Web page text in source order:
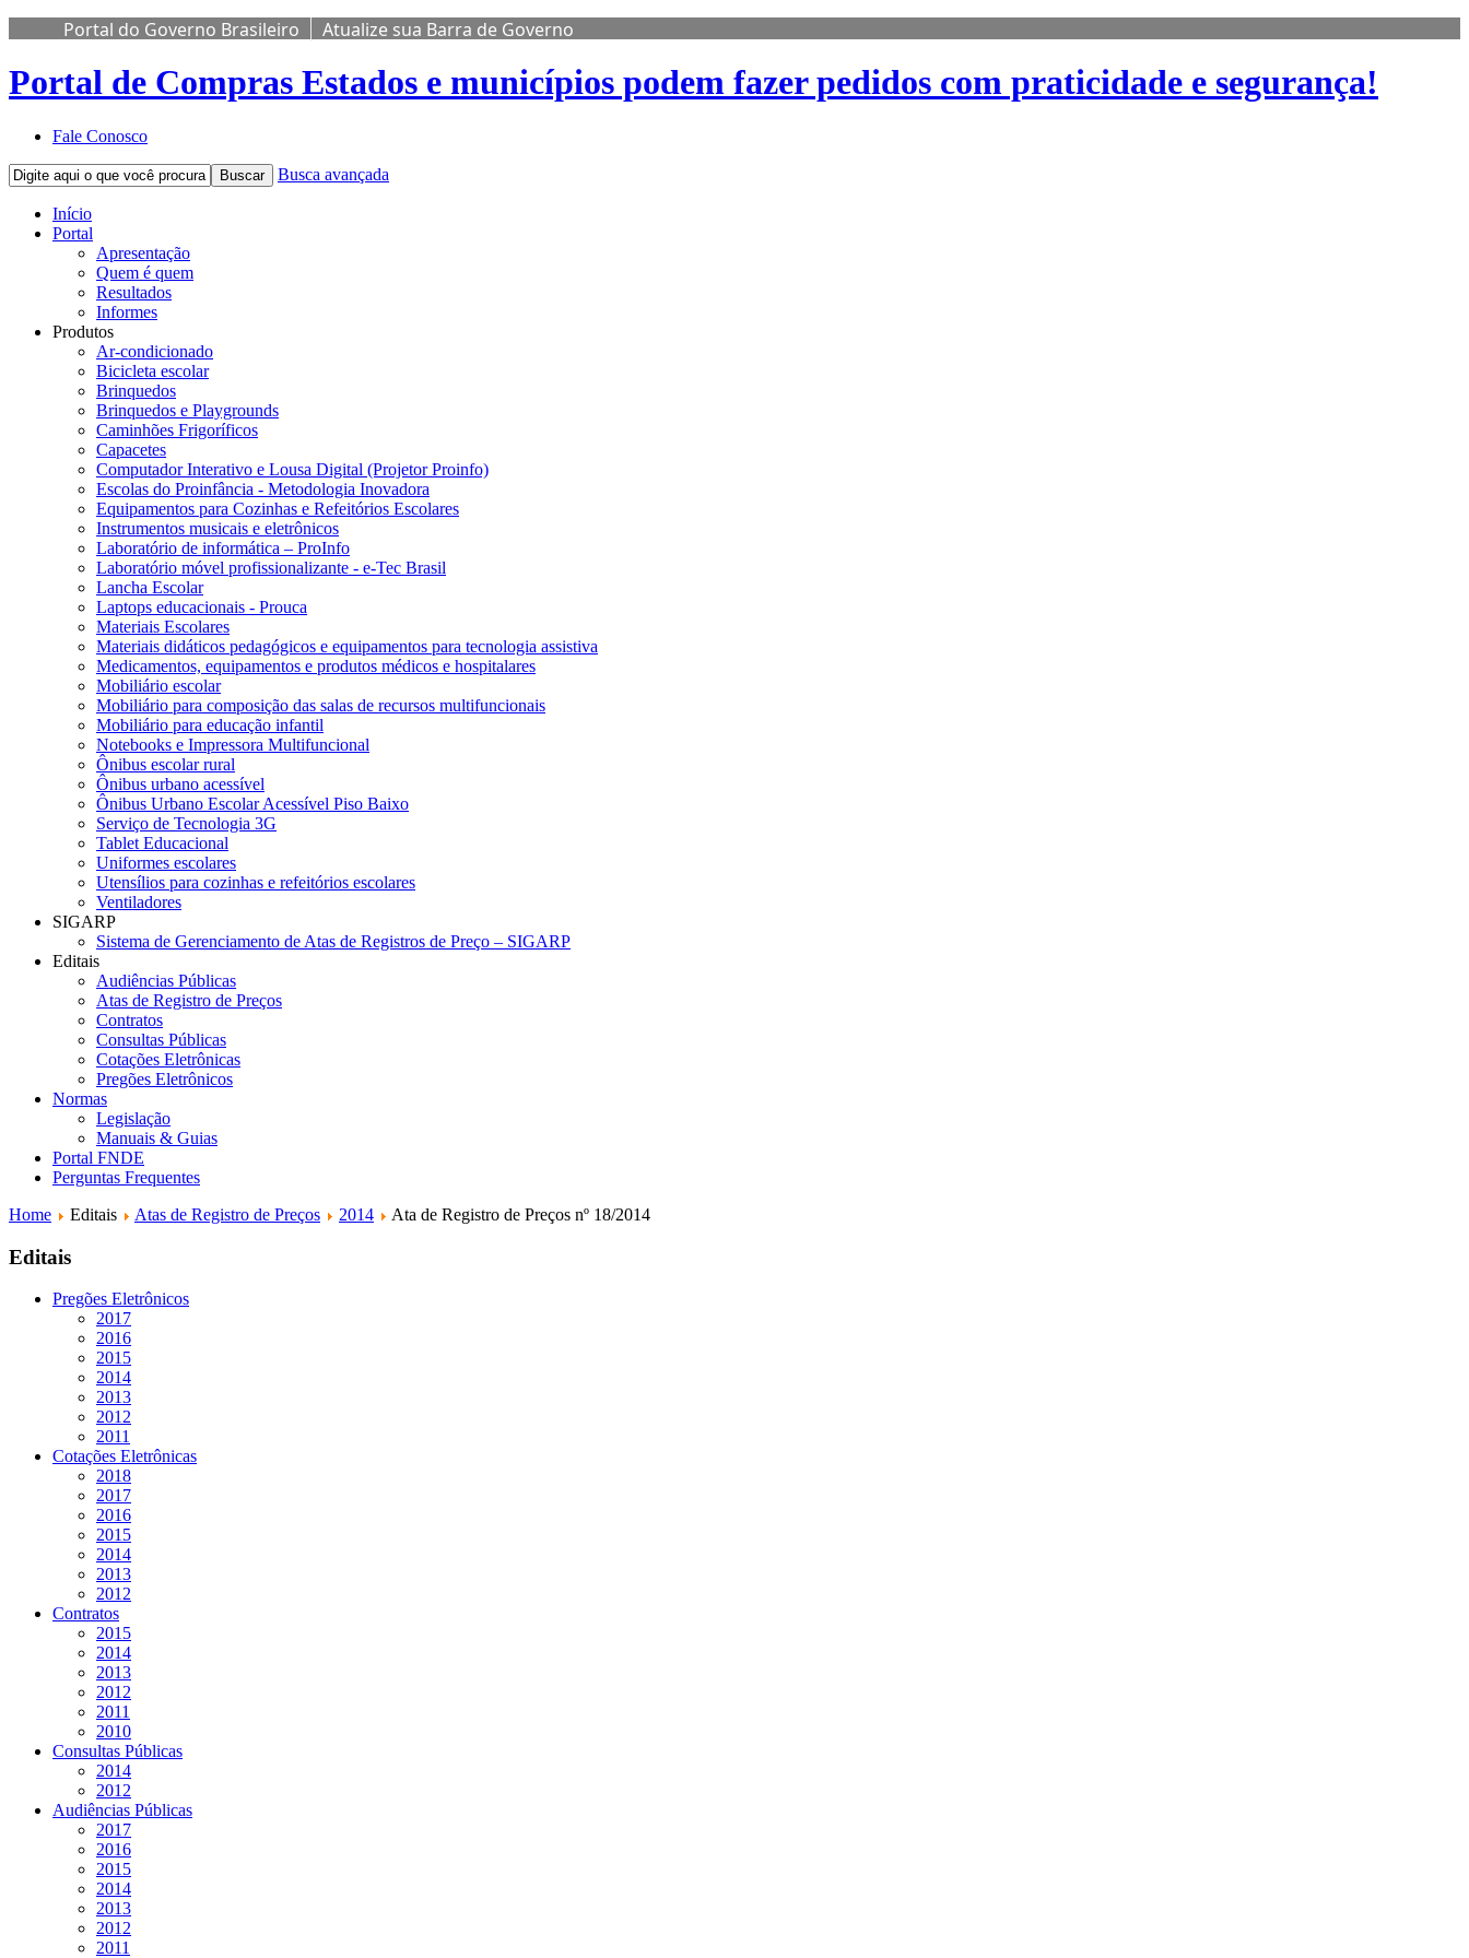
Portal do Governo Brasileiro Atualize sua Barra de Governo
Portal de Compras Estados e municípios podem fazer pedidos com praticidade e segurança!
Fale Conosco
Buscar Busca avançada
Início
Portal
Apresentação
Quem é quem
Resultados
Informes
Produtos
Ar-condicionado
Bicicleta escolar
Brinquedos
Brinquedos e Playgrounds
Caminhões Frigoríficos
Capacetes
Computador Interativo e Lousa Digital (Projetor Proinfo)
Escolas do Proinfância - Metodologia Inovadora
Equipamentos para Cozinhas e Refeitórios Escolares
Instrumentos musicais e eletrônicos
Laboratório de informática – ProInfo
Laboratório móvel profissionalizante - e-Tec Brasil
Lancha Escolar
Laptops educacionais - Prouca
Materiais Escolares
Materiais didáticos pedagógicos e equipamentos para tecnologia assistiva
Medicamentos, equipamentos e produtos médicos e hospitalares
Mobiliário escolar
Mobiliário para composição das salas de recursos multifuncionais
Mobiliário para educação infantil
Notebooks e Impressora Multifuncional
Ônibus escolar rural
Ônibus urbano acessível
Ônibus Urbano Escolar Acessível Piso Baixo
Serviço de Tecnologia 3G
Tablet Educacional
Uniformes escolares
Utensílios para cozinhas e refeitórios escolares
Ventiladores
SIGARP
Sistema de Gerenciamento de Atas de Registros de Preço – SIGARP
Editais
Audiências Públicas
Atas de Registro de Preços
Contratos
Consultas Públicas
Cotações Eletrônicas
Pregões Eletrônicos
Normas
Legislação
Manuais & Guias
Portal FNDE
Perguntas Frequentes
Home
Editais Atas de Registro de Preços 2014 Ata de Registro de Preços nº 18/2014
Editais
Pregões Eletrônicos
2017
2016
2015
2014
2013
2012
2011
Cotações Eletrônicas
2018
2017
2016
2015
2014
2013
2012
Contratos
2015
2014
2013
2012
2011
2010
Consultas Públicas
2014
2012
Audiências Públicas
2017
2016
2015
2014
2013
2012
2011